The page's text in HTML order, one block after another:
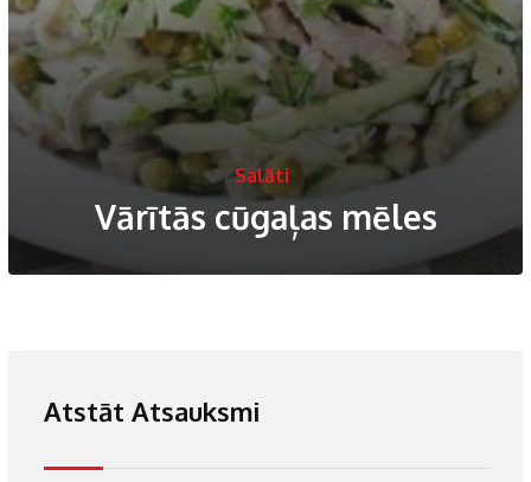
Salāti
Vārītās cūgaļas mēles
Atstāt Atsauksmi